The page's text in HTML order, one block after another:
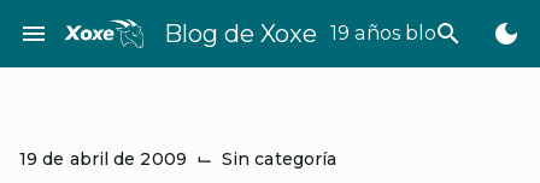
contenido
menu Blog de Xoxe 19 años bloggeando
search dark_mode
19 de abril de 2009 ⌙ Sin categoría